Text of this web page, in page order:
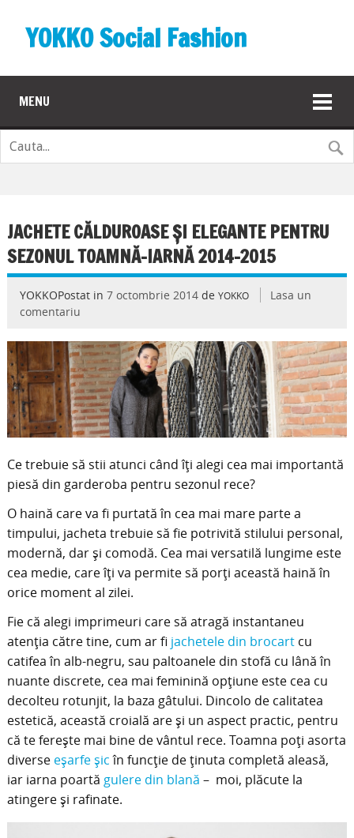
YOKKO Social Fashion
MENU
JACHETE CĂLDUROASE ŞI ELEGANTE PENTRU
SEZONUL TOAMNĂ-IARNĂ 2014-2015
YOKKOPostat in 7 octombrie 2014de YOKKO
Lasa un
comentariu
Ce trebuie să stii atunci când îţi alegi cea mai importantă
piesă din garderoba pentru sezonul rece?
O haină care va fi purtată în cea mai mare parte a
timpului, jacheta trebuie să fie potrivită stilului personal,
modernă, dar şi comodă. Cea mai versatilă lungime este
cea medie, care îţi va permite să porţi această haină în
orice moment al zilei.
Fie că alegi imprimeuri care să atragă instantaneu
atenţia către tine, cum ar fi jachetele din brocartcu
catifea în alb-negru, sau paltoanele din stofă cu lână în
nuante discrete, cea mai feminină opţiune este cea cu
decolteu rotunjit, la baza gâtului. Dincolo de calitatea
estetică, această croială are şi un aspect practic, pentru
că te fereşte mai bine de vântul rece. Toamna poţi asorta
diverse eşarfe şicîn funcţie de ţinuta completă aleasă,
iar iarna poartă gulere din blană – moi, plăcute la
atingere şi rafinate.